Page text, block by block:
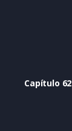
Capítulo 62